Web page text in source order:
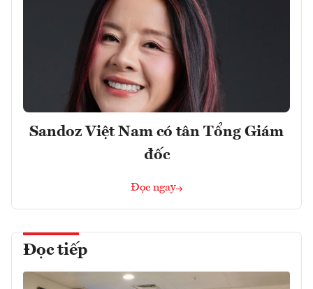
Sandoz Việt Nam có tân Tổng Giám
đốc
Đọc ngay
Đọc tiếp